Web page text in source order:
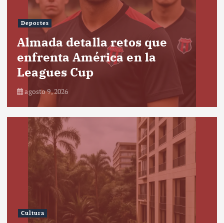
Deportes
Almada detalla retos que
enfrenta América en la
Leagues Cup
agosto 9, 2026
Cultura